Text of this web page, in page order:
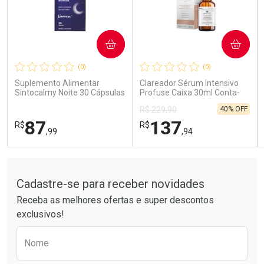
Comprar sem Desconto
Por R$ 189,99/cada
Comprar sem Desconto
Por R$ 189,99/cada
Comprar sem Desconto
Por R$ 26,99/cada
Comprar sem Desconto
Por R$ 26,99/cada
(0)
Suplemento Alimentar
Sintocalmy Noite 30 Cápsulas
R$87,99
COMPRAR
Laboratório
Por Menos
(0)
Clareador Sérum Intensivo
Profuse Caixa 30ml Conta-
R$ 229,90
R$137,94
40% OFF
COMPRAR
Laboratório
Por Menos
Cadastre-se para receber novidades
Receba as melhores ofertas e super descontos
exclusivos!
Nome